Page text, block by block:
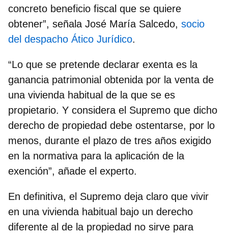
concreto beneficio fiscal que se quiere
obtener”, señala José María Salcedo, socio
del despacho Ático Jurídico.
“Lo que se pretende declarar exenta es la
ganancia patrimonial obtenida por la venta de
una vivienda habitual de la que se es
propietario. Y considera el Supremo que dicho
derecho de propiedad debe ostentarse, por lo
menos, durante el plazo de tres años exigido
en la normativa para la aplicación de la
exención”, añade el experto.
En definitiva, el Supremo deja claro que vivir
en una vivienda habitual bajo un derecho
diferente al de la propiedad no sirve para